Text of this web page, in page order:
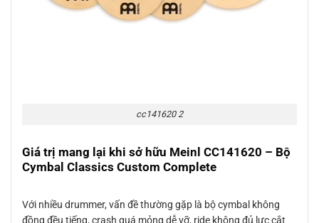
cc141620 2
Giá trị mang lại khi sở hữu Meinl CC141620 – Bộ
Cymbal Classics Custom Complete
Với nhiều drummer, vấn đề thường gặp là bộ cymbal không
đồng đều tiếng, crash quá mỏng dễ vỡ, ride không đủ lực cắt